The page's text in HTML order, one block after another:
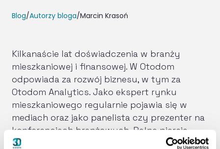
Blog/Autorzy bloga/Marcin Krasoń
Kilkanaście lat doświadczenia w branży
mieszkaniowej i finansowej. W Otodom
odpowiada za rozwój biznesu, w tym za
Otodom Analytics. Jako ekspert rynku
mieszkaniowego regularnie pojawia się w
mediach oraz jako panelista czy prezenter na
konferencjach branżowych. Pełną piersią
oddycha w górach, lesie, nad morzem, rzeką i